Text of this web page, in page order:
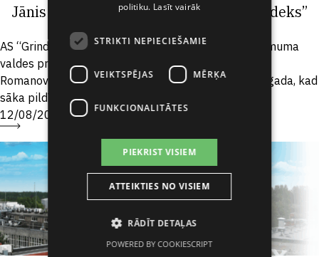
Jānis Romanovskis kļuvis par AS “Grindeks”
AS “Grindeks” valdē notikušas izmaiņas – par uzņēmuma
valdes priekšsēdētāju iecelts Jānis Romanovskis.
Romanovskis ar “Grindeks” saistīts jau kopš 2003. gada, kad
sāka pildīt finanšu...
12/08/2025
politiku. Lasīt vairāk
STRIKTI NEPIECIEŠAMIE
VEIKTSPĒJAS MĒRĶA
FUNKCIONALITĀTES
PIEKRIST VISIEM
ATTEIKTIES NO VISIEM
RĀDĪT DETAĻAS
POWERED BY COOKIESCRIPT